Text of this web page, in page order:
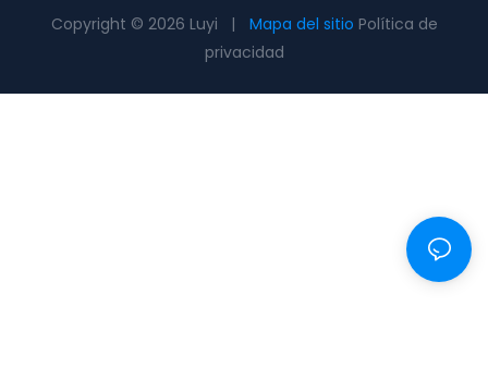
Copyright © 2026 Luyi | Mapa del sitio Política de
privacidad